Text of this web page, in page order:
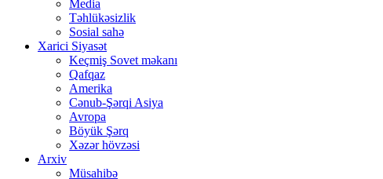
Media
Təhlükəsizlik
Sosial sahə
Xarici Siyasət
Keçmiş Sovet məkanı
Qafqaz
Amerika
Cənub-Şərqi Asiya
Avropa
Böyük Şərq
Xəzər hövzəsi
Arxiv
Müsahibə